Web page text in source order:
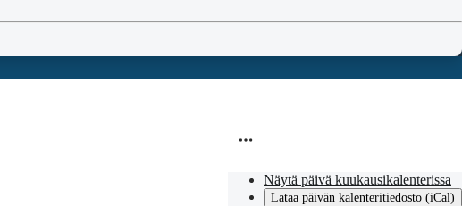
Näytä päivä kuukausikalenterissa
Lataa päivän kalenteritiedosto (iCal)